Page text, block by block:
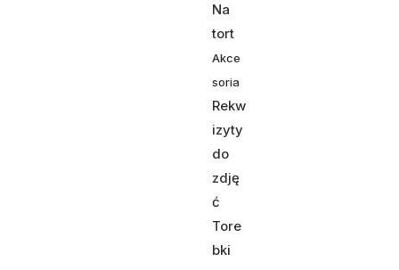
Na
tort
Akce
soria
Rekw
izyty
do
zdję
ć
Tore
bki